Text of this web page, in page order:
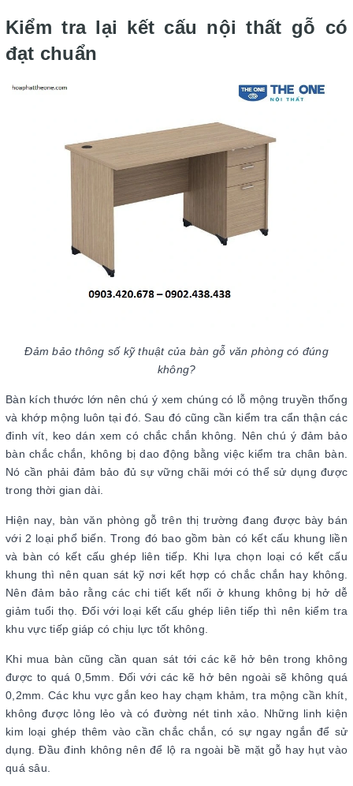
Kiểm tra lại kết cấu nội thất gỗ có
đạt chuẩn
Đảm bảo thông số kỹ thuật của bàn gỗ văn phòng có đúng
không?
Bàn kích thước lớn nên chú ý xem chúng có lỗ mộng truyền thống
và khớp mộng luôn tại đó. Sau đó cũng cần kiểm tra cẩn thận các
đinh vít, keo dán xem có chắc chắn không. Nên chú ý đảm bảo
bàn chắc chắn, không bị dao động bằng việc kiểm tra chân bàn.
Nó cần phải đảm bảo đủ sự vững chãi mới có thể sử dụng được
trong thời gian dài.
Hiện nay, bàn văn phòng gỗ trên thị trường đang được bày bán
với 2 loại phổ biến. Trong đó bao gồm bàn có kết cấu khung liền
và bàn có kết cấu ghép liên tiếp. Khi lựa chọn loại có kết cấu
khung thì nên quan sát kỹ nơi kết hợp có chắc chắn hay không.
Nên đảm bảo rằng các chi tiết kết nối ở khung không bị hở dễ
giảm tuổi thọ. Đối với loại kết cấu ghép liên tiếp thì nên kiểm tra
khu vực tiếp giáp có chịu lực tốt không.
Khi mua bàn cũng cần quan sát tới các kẽ hở bên trong không
được to quá 0,5mm. Đối với các kẽ hở bên ngoài sẽ không quá
0,2mm. Các khu vực gắn keo hay chạm khảm, tra mộng cần khít,
không được lỏng lẻo và có đường nét tinh xảo. Những linh kiện
kim loại ghép thêm vào cần chắc chắn, có sự ngay ngắn để sử
dụng. Đầu đinh không nên để lộ ra ngoài bề mặt gỗ hay hụt vào
quá sâu.